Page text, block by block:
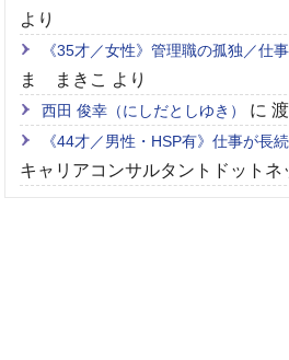
より
《35才／女性》管理職の孤独／仕
ま まきこ より
西田 俊幸（にしだとしゆき） に
《44才／男性・HSP有》仕事が長
キャリアコンサルタントドットネ